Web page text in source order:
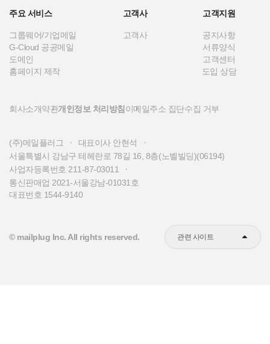
주요 서비스
그룹웨어/기업메일
G-Cloud 공공메일
도메인
홈페이지 제작
고객사
고객사
고객지원
공지사항
서류양식
고객센터
도입 상담
회사소개약관개인정보 처리방침 이메일주소 집단수집 거부
(주)메일플러그 · 대표이사 안현석 ·
서울특별시 강남구 테헤란로 78길 16, 8층(노벨빌딩)(06194)
사업자등록번호 211-87-03011
·
통신판매업 2021-서울강남-01031호
대표번호 1544-9140
© mailplug Inc. All rights reserved. 관련 사이트